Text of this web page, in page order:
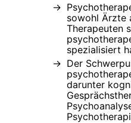
sowohl Ärzte
Therapeuten
spezialisiert
Der
darunter